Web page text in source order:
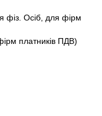
фіз. Осіб, для фірм
платників ПДВ)